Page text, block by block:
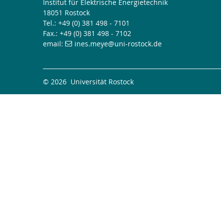
Institut für Elektrische Energietechnik
18051 Rostock
Tel.: +49 (0) 381 498 - 7101
Fax.: +49 (0) 381 498 - 7102
email:
ines.meye@uni-rostock.de
© 2026 Universität Rostock